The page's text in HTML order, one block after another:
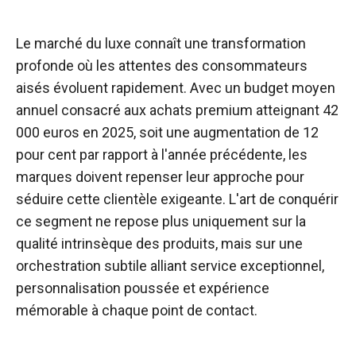
Le marché du luxe connaît une transformation
profonde où les attentes des consommateurs
aisés évoluent rapidement. Avec un budget moyen
annuel consacré aux achats premium atteignant 42
000 euros en 2025, soit une augmentation de 12
pour cent par rapport à l'année précédente, les
marques doivent repenser leur approche pour
séduire cette clientèle exigeante. L'art de conquérir
ce segment ne repose plus uniquement sur la
qualité intrinsèque des produits, mais sur une
orchestration subtile alliant service exceptionnel,
personnalisation poussée et expérience
mémorable à chaque point de contact.